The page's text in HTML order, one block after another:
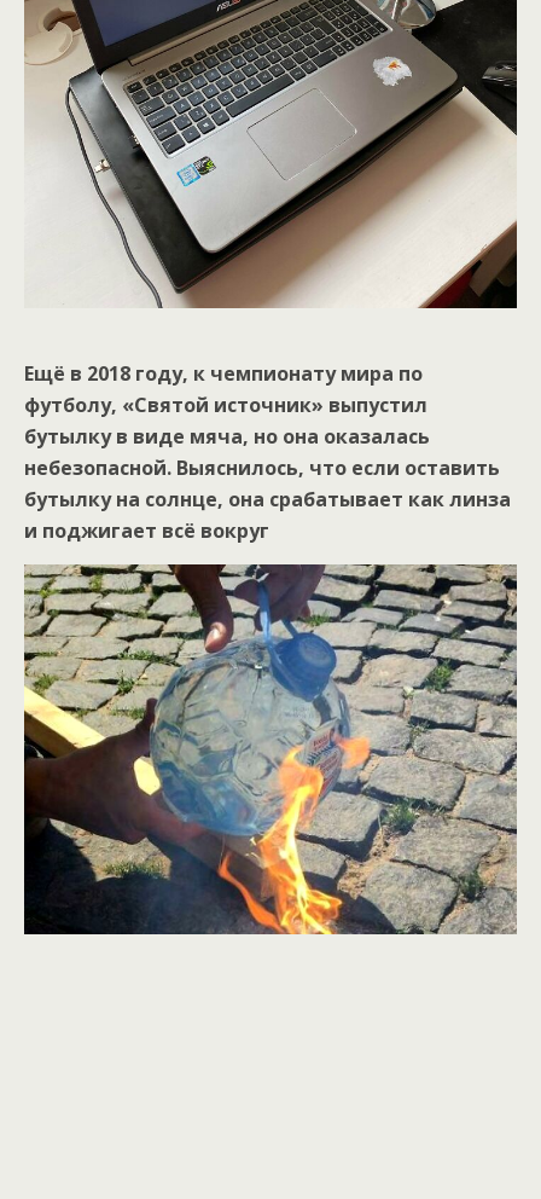
Ещё в 2018 году, к чемпионату мира по
футболу, «Святой источник» выпустил
бутылку в виде мяча, но она оказалась
небезопасной. Выяснилось, что если оставить
бутылку на солнце, она срабатывает как линза
и поджигает всё вокруг